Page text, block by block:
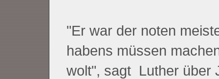
"Er war der noten
habens müssen
wolt", sagt Luther über